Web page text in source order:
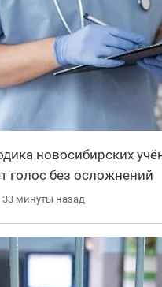
новосибирских
голос без осложнений
33 минуты назад